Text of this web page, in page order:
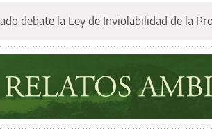
debate la Ley de Inviolabilidad de la